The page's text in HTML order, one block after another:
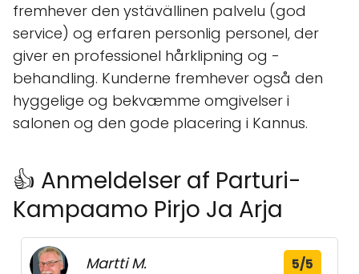
fremhever den ystävällinen palvelu (god
service) og erfaren personlig personel, der
giver en professionel hårklipning og -
behandling. Kunderne fremhever også den
hyggelige og bekvæmme omgivelser i
salonen og den gode placering i Kannus.
👍 Anmeldelser af Parturi-
Kampaamo Pirjo Ja Arja
Martti M. 5/5